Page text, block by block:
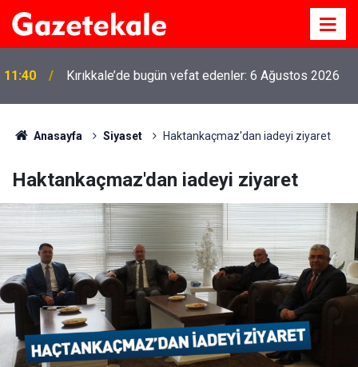
11:40 Kırıkkale’de bugün vefat edenler: 6 Ağustos 2026
Anasayfa Siyaset Haktankaçmaz'dan iadeyi ziyaret
Haktankaçmaz'dan iadeyi ziyaret